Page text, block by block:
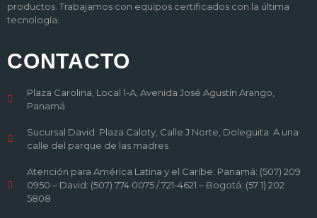
productos. Trabajamos con equipos certificados con la última
tecnología.
CONTACTO
Plaza Carolina, Local 1-A, Avenida José Agustín Arango,
Panamá
Sucursal David: Plaza Caloty, Calle J Norte, Doleguita. A una
calle del parque de las madres
Atención para América Latina y el Caribe: Panamá: (507) 209
0950 – David: (507) 774 0075 / 721-4621 – Bogotá: (57 1) 202
5808